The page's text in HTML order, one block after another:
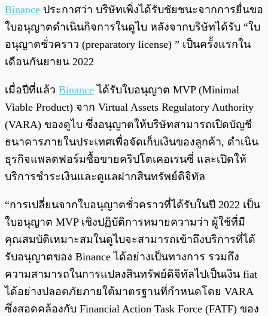
พร้อมเล่น 0:00
Binance ประกาศว่า บริษัทเพิ่งได้รับชัยชนะจากการยื่นขอ
ใบอนุญาตดำเนินกิจการในดูไบ หลังจากบริษัทได้รับ “ใบ
อนุญาตชั่วคราว (preparatory license) ” เป็นครั้งแรกใน
เดือนกันยายน 2022
เมื่อปีที่แล้ว Binance ได้รับใบอนุญาต MVP (Minimal
Viable Product) จาก Virtual Assets Regulatory Authority
(VARA) ของดูไบ ซึ่งอนุญาตให้บริษัทสามารถเปิดบัญชี
ธนาคารภายในประเทศเพื่อจัดเก็บเงินของลูกค้า, ดำเนิน
ธุรกิจแพลตฟอร์มซื้อขายคริปโตเคอเรนซี่ และเปิดให้
บริการชำระเงินและดูแลฝากสินทรัพย์ดิจิทัล
“การเปลี่ยนจากใบอนุญาตชั่วคราวที่ได้รับในปี 2022 เป็น
ใบอนุญาต MVP เชิงปฏิบัติการหมายความว่า ผู้ใช้ที่มี
คุณสมบัติเหมาะสมในดูไบจะสามารถเข้าถึงบริการที่ได้
รับอนุญาตของ Binance ได้อย่างเป็นทางการ รวมถึง
ความสามารถในการแปลงสินทรัพย์ดิจิทัลไปเป็นเงิน fiat
ได้อย่างปลอดภัยภายใต้มาตรฐานที่กำหนดโดย VARA
ซึ่งสอดคล้องกับ Financial Action Task Force (FATF) ของ